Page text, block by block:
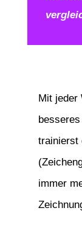
Mit jeder
trainierst
immer